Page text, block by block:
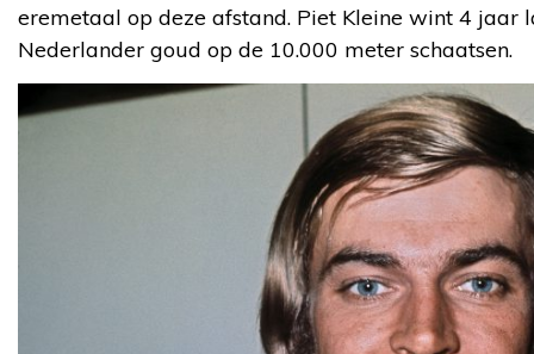
eremetaal op deze afstand. Piet Kleine wint 4 jaar
Nederlander goud op de 10.000 meter schaatsen.